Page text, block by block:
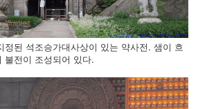
정된 석조승가대사상이 있는 약사전. 샘이 흐
불전이 조성되어 있다.